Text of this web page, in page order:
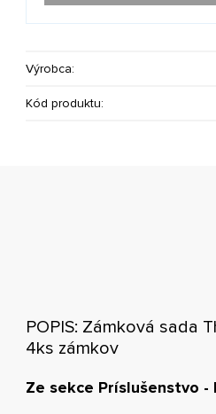
Výrobca:
Kód produktu:
POPIS: Zámková sada
4ks zámkov
Ze sekce Príslušenstvo -